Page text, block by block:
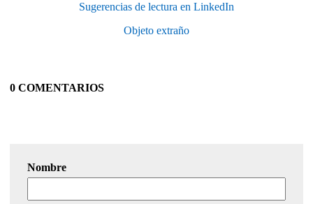
Sugerencias de lectura en LinkedIn
Objeto extraño
0 COMENTARIOS
Nombre